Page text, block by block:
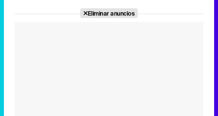
Eliminar anuncios